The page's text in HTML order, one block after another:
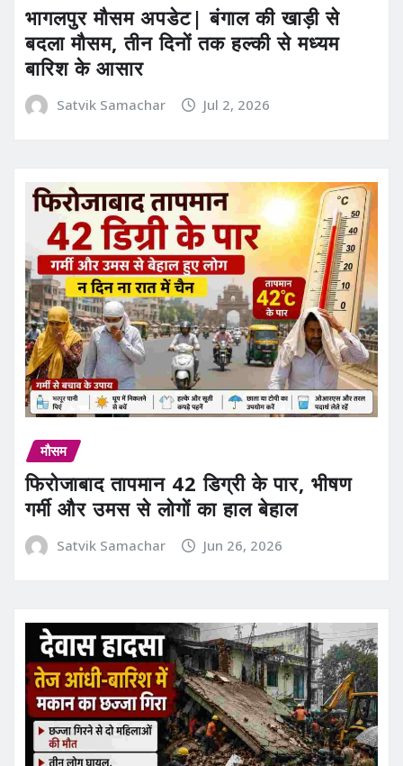
भागलपुर मौसम अपडेट| बंगाल की खाड़ी से
बदला मौसम, तीन दिनों तक हल्की से मध्यम
बारिश के आसार
Satvik Samachar Jul 2, 2026
मौसम
फिरोजाबाद तापमान 42 डिग्री के पार, भीषण
गर्मी और उमस से लोगों का हाल बेहाल
Satvik Samachar Jun 26, 2026